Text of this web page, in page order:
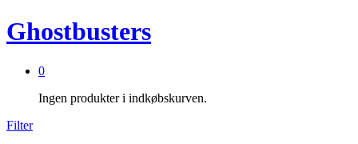
Ghostbusters
0
Ingen produkter i indkøbskurven.
Filter